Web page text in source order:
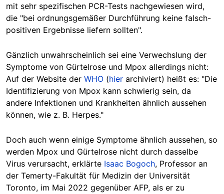
mit sehr spezifischen PCR-Tests nachgewiesen wird,
die "bei ordnungsgemäßer Durchführung keine falsch-
positiven Ergebnisse liefern sollten".
Gänzlich unwahrscheinlich sei eine Verwechslung der
Symptome von Gürtelrose und Mpox allerdings nicht:
Auf der Website der WHO (hier archiviert) heißt es: "Die
Identifizierung von Mpox kann schwierig sein, da
andere Infektionen und Krankheiten ähnlich aussehen
können, wie z. B. Herpes."
Doch auch wenn einige Symptome ähnlich aussehen, so
werden Mpox und Gürtelrose nicht durch dasselbe
Virus verursacht, erklärte Isaac Bogoch, Professor an
der Temerty-Fakultät für Medizin der Universität
Toronto, im Mai 2022 gegenüber AFP, als er zu